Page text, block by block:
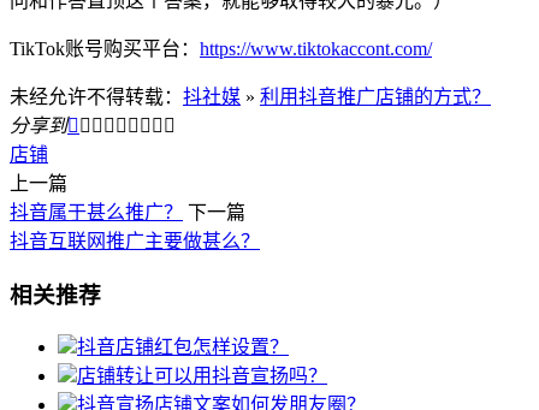
TikTok账号购买平台： https://www.tiktokaccont.com/
未经允许不得转载： 抖社媒 » 利用抖音推广店铺的方式？
分享到        
店铺
上一篇
抖音属于甚么推广？
下一篇
抖音互联网推广主要做甚么？
相关推荐
抖音店铺红包怎样设置？
店铺转让可以用抖音宣扬吗？
抖音宣扬店铺文案如何发朋友圈？